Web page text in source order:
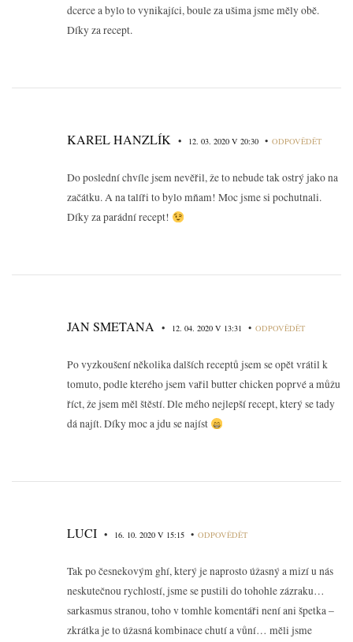
dcerce a bylo to vynikajíci, boule za ušima jsme měly obě.
Díky za recept.
KAREL HANZLÍK • 12. 03. 2020 V 20:30 • ODPOVĚDĚT
Do poslední chvíle jsem nevěřil, že to nebude tak ostrý jako na
začátku. A na talíři to bylo mňam! Moc jsme si pochutnali.
Díky za parádní recept!
JAN SMETANA • 12. 04. 2020 V 13:31 • ODPOVĚDĚT
Po vyzkoušení několika dalších receptů jsem se opět vrátil k
tomuto, podle kterého jsem vařil butter chicken poprvé a můžu
říct, že jsem měl štěstí. Dle mého nejlepší recept, který se tady
dá najít. Díky moc a jdu se najíst
LUCI • 16. 10. 2020 V 15:15 • ODPOVĚDĚT
Tak po česnekovým ghí, který je naprosto úžasný a mizí u nás
neskutečnou rychlostí, jsme se pustili do tohohle zázraku…
sarkasmus stranou, toho v tomhle komentáři není ani špetka –
zkrátka je to úžasná kombinace chutí a vůní… měli jsme